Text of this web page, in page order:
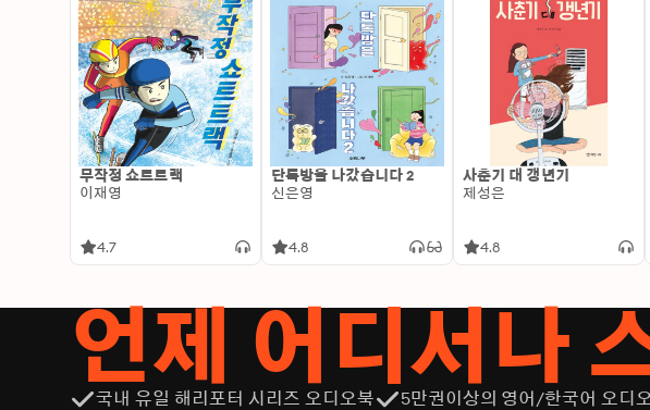
무작정 쇼트트랙
이재영
4.7
단톡방을 나갔습니다 2
신은영
4.8
사춘기 대 갱년기
제성은
4.8
언제 어디서나
국내 유일 해리포터 시리즈 오디오북 5만권이상의 영어/한국어 오디